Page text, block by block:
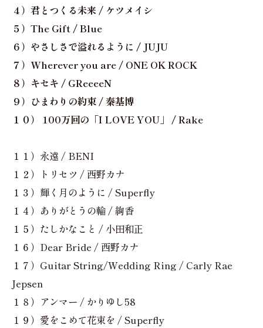
４）君とつくる未来 / ケツメイシ
５）The Gift / Blue
６）やさしさで溢れるように / JUJU
７）Wherever you are / ONE OK ROCK
８）キセキ / GReeeeN
９）ひまわりの約束 / 秦基博
１０） 100万回の「I LOVE YOU」 / Rake
１１）永遠 / BENI
１２）トリセツ / 西野カナ
１３）輝く月のように / Superfly
１４）ありがとうの輪 / 絢香
１５）たしかなこと / 小田和正
１６）Dear Bride / 西野カナ
１７）Guitar String/Wedding Ring / Carly Rae
Jepsen
１８）アンマー / かりゆし58
１９）愛をこめて花束を / Superfly